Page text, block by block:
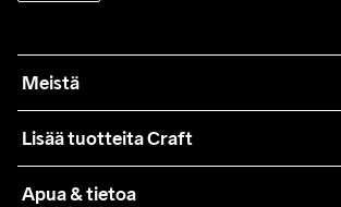
Meistä
Lisää tuotteita Craft
Apua & tietoa